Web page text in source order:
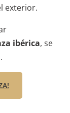
exterior.
ibérica, se